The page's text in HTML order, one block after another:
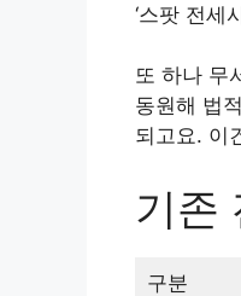
‘스팟 전세
또 하나 무
동원해 법
되고요. 이
기존
구분